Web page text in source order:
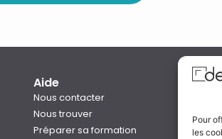
Pour
les
Aide
Nous contacter
Nous trouver
Préparer sa formation